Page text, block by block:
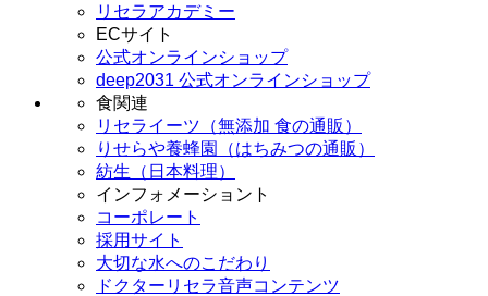
リセラアカデミー
ECサイト
公式オンラインショップ
deep2031 公式オンラインショップ
食関連
リセライーツ（無添加 食の通販）
りせらや養蜂園（はちみつの通販）
紡生（日本料理）
インフォメーショント
コーポレート
採用サイト
大切な水へのこだわり
ドクターリセラ音声コンテンツ